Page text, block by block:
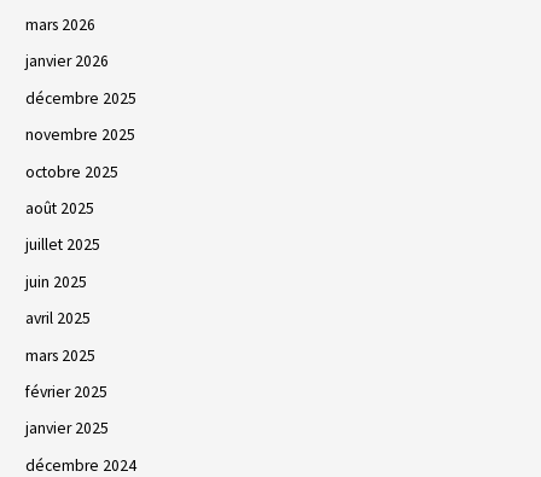
mars 2026
janvier 2026
décembre 2025
novembre 2025
octobre 2025
août 2025
juillet 2025
juin 2025
avril 2025
mars 2025
février 2025
janvier 2025
décembre 2024